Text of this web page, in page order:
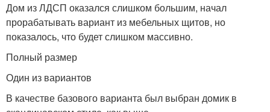
Дом из ЛДСП оказался слишком большим, начал
прорабатывать вариант из мебельных щитов, но
показалось, что будет слишком массивно.
Полный размер
Один из вариантов
В качестве базового варианта был выбран домик в